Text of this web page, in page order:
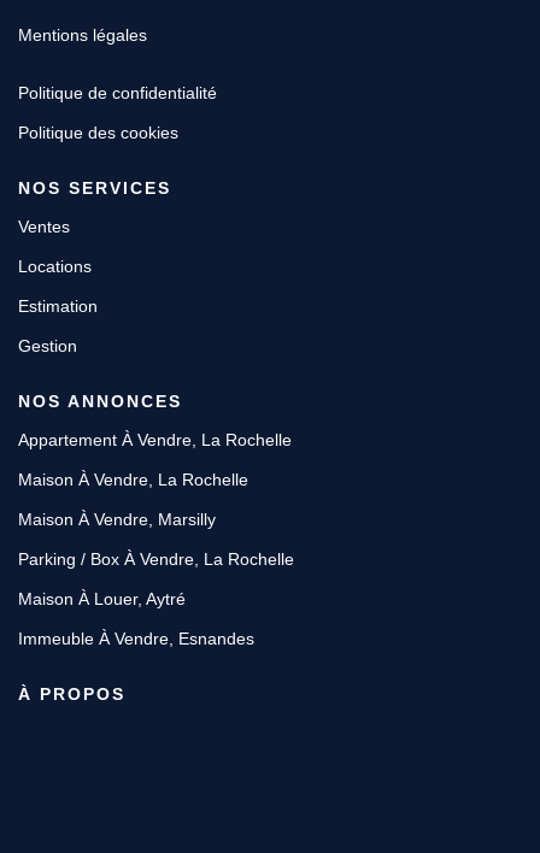
Mentions légales
Politique de confidentialité
Politique des cookies
NOS SERVICES
Ventes
Locations
Estimation
Gestion
NOS ANNONCES
Appartement À Vendre, La Rochelle
Maison À Vendre, La Rochelle
Maison À Vendre, Marsilly
Parking / Box À Vendre, La Rochelle
Maison À Louer, Aytré
Immeuble À Vendre, Esnandes
À PROPOS